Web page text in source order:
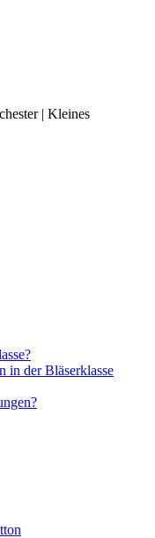
| Kleines
in der Bläserklasse